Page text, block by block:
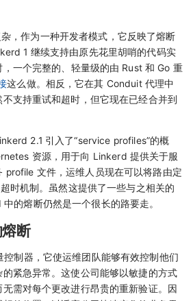
，作为一种开发者模式，它反映了熔断
1 继续支持由原先花里胡哨的代码实
，一个完整的、轻量级的由 Rust 和 Go 重
这么做。相反，它在其 Conduit 代理中
支持重试和超时，但它现在已经合并到
2.1 引入了“service profiles”的概
资源，用于向 Linkerd 提供关于服
profile 文件，运维人员现在可以将路由定
时机制。虽然这提供了一些与之相关的
的熔断仍然是一个很长的路要走。
断
制器，它使运维团队能够有效控制他们
紧急异常。这使公司能够以敏捷的方式
需对每个更改进行昂贵的重新验证。因